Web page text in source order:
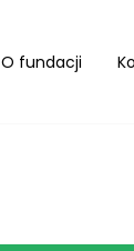
O fundacji